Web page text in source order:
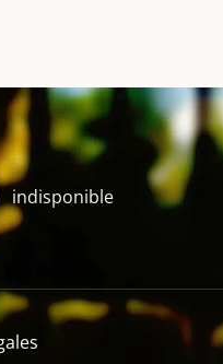
indisponible